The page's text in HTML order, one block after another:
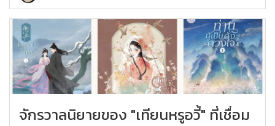
จักรวาลนิยายของ "เทียนหรูอวี้" ที่เชื่อม